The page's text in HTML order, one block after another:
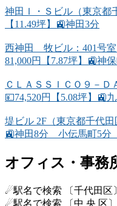
神田Ｉ・Ｓビル（東京都
【11.49坪】🚉神田3分
西神田 牧ビル：401号
81,000円【7.87坪】🚉神
ＣＬＡＳＳＩＣＯ９－Ｄ
💴74,520円【5.08坪】🚉
堤ビル 2F（東京都千代田
🚉神田8分 小伝馬町5分
オフィス・事
☄駅名で検索 〔千代田区〕
☄駅名で検索 〔中 央 区〕